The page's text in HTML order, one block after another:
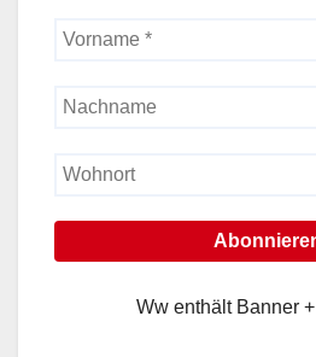
Ww enthält Banner